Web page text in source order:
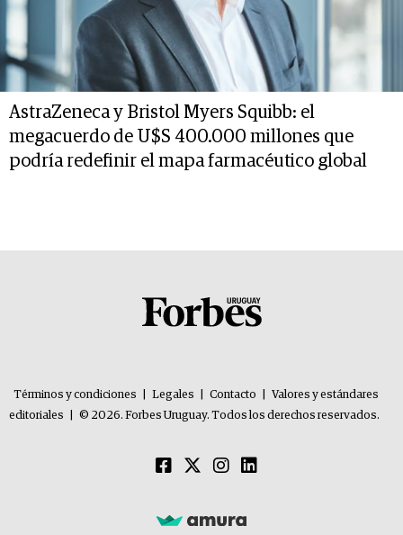
AstraZeneca y Bristol Myers Squibb: el
megacuerdo de U$S 400.000 millones que
podría redefinir el mapa farmacéutico global
Términos y condiciones Legales Contacto
Valores y estándares
editoriales
© 2026. Forbes Uruguay. Todos los derechos reservados.